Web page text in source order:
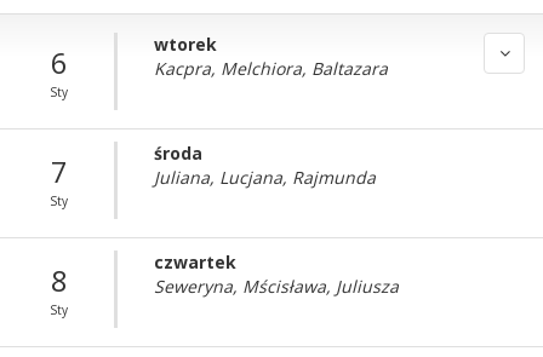
6
Sty
wtorek
Kacpra, Melchiora, Baltazara
7
Sty
środa
Juliana, Lucjana, Rajmunda
8
Sty
czwartek
Seweryna, Mścisława, Juliusza